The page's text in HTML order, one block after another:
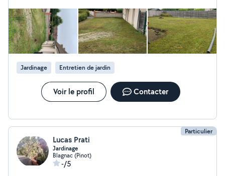
Jardinage Entretien de jardin
Voir le profil Contacter
Particulier
Lucas Prati
Jardinage
Blagnac (Pinot)
-/5